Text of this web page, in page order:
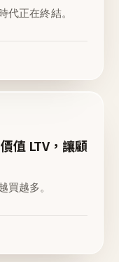
代正在終結。
值 LTV，讓顧
買越多。